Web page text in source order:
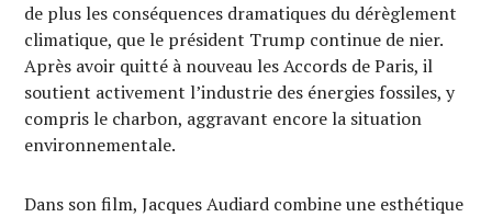
de plus les conséquences dramatiques du dérèglement
climatique, que le président Trump continue de nier.
Après avoir quitté à nouveau les Accords de Paris, il
soutient activement l’industrie des énergies fossiles, y
compris le charbon, aggravant encore la situation
environnementale.
Dans son film, Jacques Audiard combine une esthétique